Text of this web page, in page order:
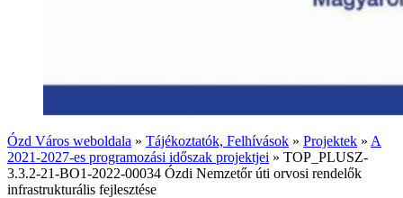
Ózd Város weboldala » Tájékoztatók, Felhívások » Projektek » A
2021-2027-es programozási időszak projektjei » TOP_PLUSZ-
3.3.2-21-BO1-2022-00034 Ózdi Nemzetőr úti orvosi rendelők
infrastrukturális fejlesztése